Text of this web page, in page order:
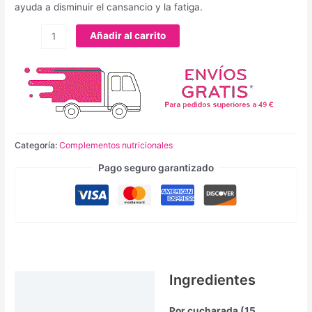
ayuda a disminuir el cansancio y la fatiga.
Añadir al carrito
Categoría:Complementos nutricionales
Pago seguro garantizado
Ingredientes